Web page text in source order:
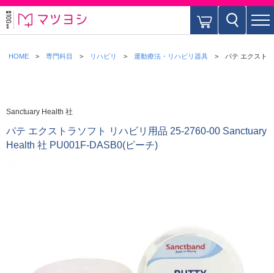
HOME 専門科目 リハビリ 運動療法・リハビリ器具 パテ エクスト
Sanctuary Health 社
パテ エクストラソフト リハビリ用品 25-2760-00 Sanctuary
Health 社 PU001F-DASB0(ピーチ)